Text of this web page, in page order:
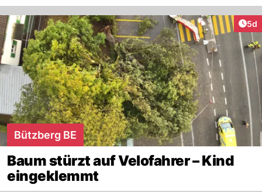
5d
Bützberg BE
Baum stürzt auf Velofahrer – Kind
eingeklemmt